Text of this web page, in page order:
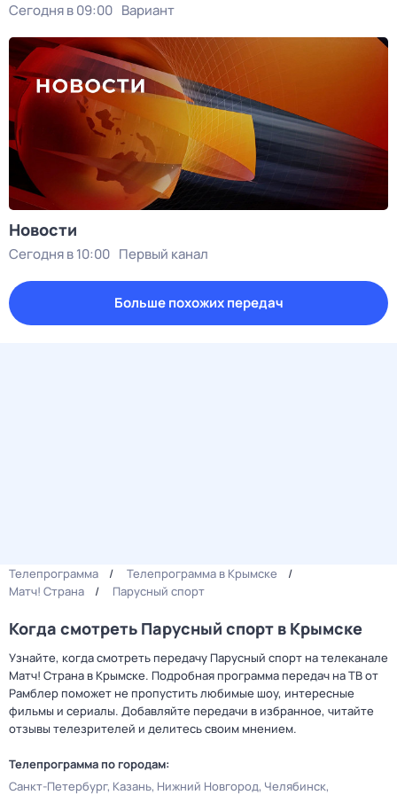
Сегодня в 09:00 Вариант
Новости
Сегодня в 10:00 Первый канал
Больше похожих передач
Телепрограмма
Телепрограмма в Крымске
Матч! Страна
Парусный спорт
Когда смотреть Парусный спорт в Крымске
Узнайте, когда смотреть передачу Парусный спорт на телеканале
Матч! Страна в Крымске. Подробная программа передач на ТВ от
Рамблер поможет не пропустить любимые шоу, интересные
фильмы и сериалы. Добавляйте передачи в избранное, читайте
отзывы телезрителей и делитесь своим мнением.
Телепрограмма по городам:
Санкт-Петербург Казань Нижний Новгород Челябинск